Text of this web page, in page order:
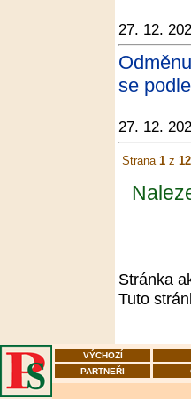
27. 12.
se
27. 12.
Strana 1 z
Stránka
Tuto
VÝCHOZÍ
PARTNEŘI